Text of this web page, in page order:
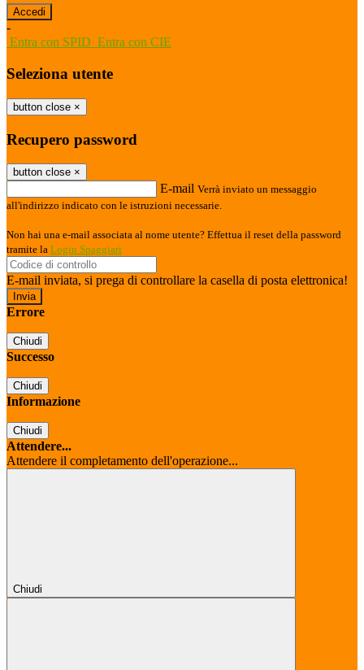
-
Entra con SPID Entra con CIE
Seleziona utente
button close ×
Recupero password
button close ×
E-mail Verrà inviato un messaggio
all'indirizzo indicato con le istruzioni necessarie.
Non hai una e-mail associata al nome utente? Effettua il reset della password
tramite la Login Spaggiari
E-mail inviata, si prega di controllare la casella di posta elettronica!
Errore
Chiudi
Successo
Chiudi
Informazione
Chiudi
Attendere...
Attendere il completamento dell'operazione...
Chiudi